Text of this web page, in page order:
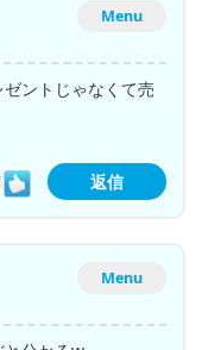
Menu
ントじゃなくて売
返信
Menu